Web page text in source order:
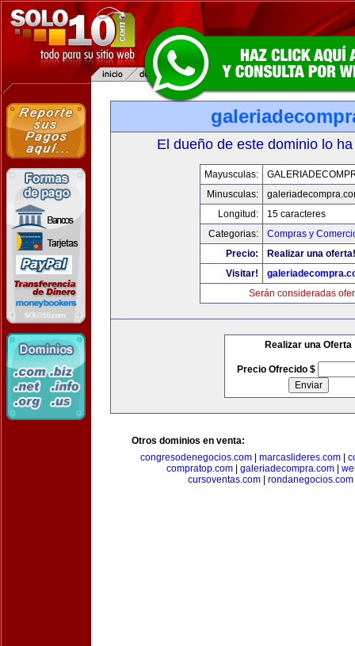
El dueño de este dominio lo
Mayusculas:
Minusculas:
Longitud:
15 caracteres
Categorias:
Compras y
Precio:
Realizar una oferta!
Visitar!
Serán consideradas
Realizar una Oferta
Precio Ofrecido $
Otros dominios en venta:
congresodenegocios.com| marcaslideres.com|
compratop.com| galeriadecompra.com|
cursoventas.com
rondanegocios.com